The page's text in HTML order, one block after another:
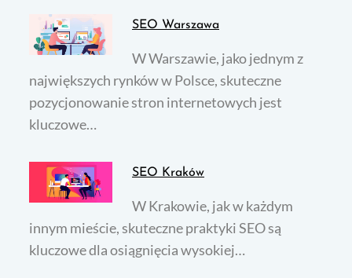
SEO Warszawa
W Warszawie, jako jednym z
największych rynków w Polsce, skuteczne
pozycjonowanie stron internetowych jest
kluczowe…
SEO Kraków
W Krakowie, jak w każdym
innym mieście, skuteczne praktyki SEO są
kluczowe dla osiągnięcia wysokiej…